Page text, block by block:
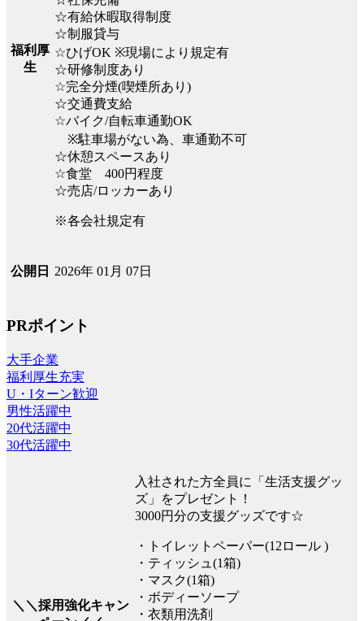
福利厚
生
☆有給休暇取得制度
☆制服貸与
☆ひげOK ※現場により規定有
☆研修制度あり
☆完全分煙(喫煙所あり)
☆交通費支給
☆バイク/自転車通勤OK
※駐車場がない為、車通勤不可
☆休憩スペースあり
☆食堂 400円程度
☆売店/ロッカーあり
※各会社規定有
公開日 2026年 01月 07日
PRポイント
大手企業
福利厚生充実
U・Iターン歓迎
男性活躍中
20代活躍中
30代活躍中
＼＼採用強化キャン
入社された方全員に「生活支援グッ
ズ」をプレゼント！
3000円分の支援グッズです☆
・トイレットペーパー(12ロール )
・ティッシュ(1箱)
・マスク(1箱)
・ボディーソープ
・衣類用洗剤